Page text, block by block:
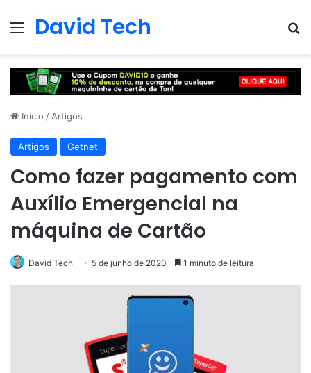
Menu
David Tech
Início / Artigos
Artigos Getnet
Como fazer pagamento com
Auxílio Emergencial na
máquina de Cartão
David Tech 5 de junho de 2020 1 minuto de leitura